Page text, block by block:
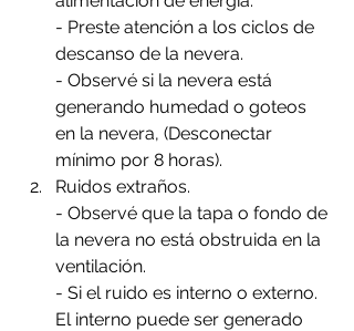
- Preste atención a los ciclos de
descanso de la nevera.
- Observé si la nevera está
generando humedad o goteos
en la nevera, (Desconectar
mínimo por 8 horas).
Ruidos extraños.
- Observé que la tapa o fondo de
la nevera no está obstruida en la
ventilación.
- Si el ruido es interno o externo.
El interno puede ser generado